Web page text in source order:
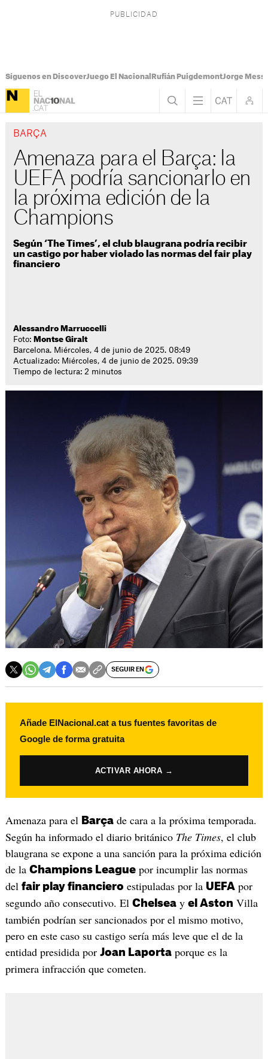
Síguenos en DiscoverJuego El Nacional Rufián PuigdemontJorge Messi
BARÇA
Amenaza para el Barça: la
UEFA podría sancionarlo en
la próxima edición de la
Champions
Según ‘The Times’, el club blaugrana podría recibir
un castigo por haber violado las normas del fair play
financiero
Alessandro Marruccelli
Foto: Montse Giralt
Barcelona. Miércoles, 4 de junio de 2025. 08:49
Actualizado: Miércoles, 4 de junio de 2025. 09:39
Tiempo de lectura: 2 minutos
SEGUIR EN
Añade ElNacional.cat a tus fuentes favoritas de
Google de forma gratuita
ACTIVAR AHORA →
Amenaza para el Barçade cara a la próxima temporada.
Según ha informado el diario británico The Times, el club
blaugrana se expone a una sanción para la próxima edición
de la Champions Leaguepor incumplir las normas
del fair play financiero estipuladas por la UEFApor
segundo año consecutivo. El Chelseay el Aston Villa
también podrían ser sancionados por el mismo motivo,
pero en este caso su castigo sería más leve que el de la
entidad presidida por Joan Laportaporque es la
primera infracción que cometen.